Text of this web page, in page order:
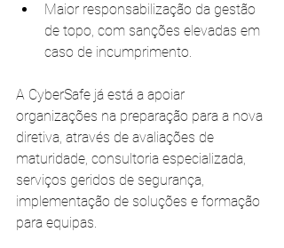
Maior responsabilização da gestão
de topo, com sanções elevadas em
caso de incumprimento.
A CyberSafe já está a apoiar
organizações na preparação para a nova
diretiva, através de avaliações de
maturidade, consultoria especializada,
serviços geridos de segurança,
implementação de soluções e formação
para equipas.